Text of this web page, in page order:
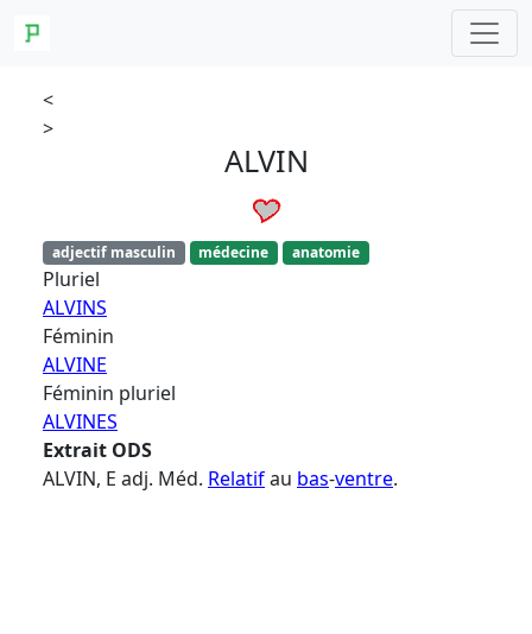
<
>
ALVIN
adjectif masculin médecine anatomie
Pluriel
ALVINS
Féminin
ALVINE
Féminin pluriel
ALVINES
Extrait ODS
ALVIN, E adj. Méd. Relatifau bas-ventre.